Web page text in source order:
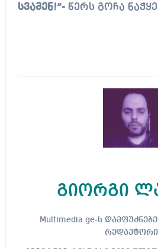
სვამენ!”-წერს გოჩა
გიორგი
Multimedia.ge-ს დამფუძნებელი და მთავარი
რედაქტორი.